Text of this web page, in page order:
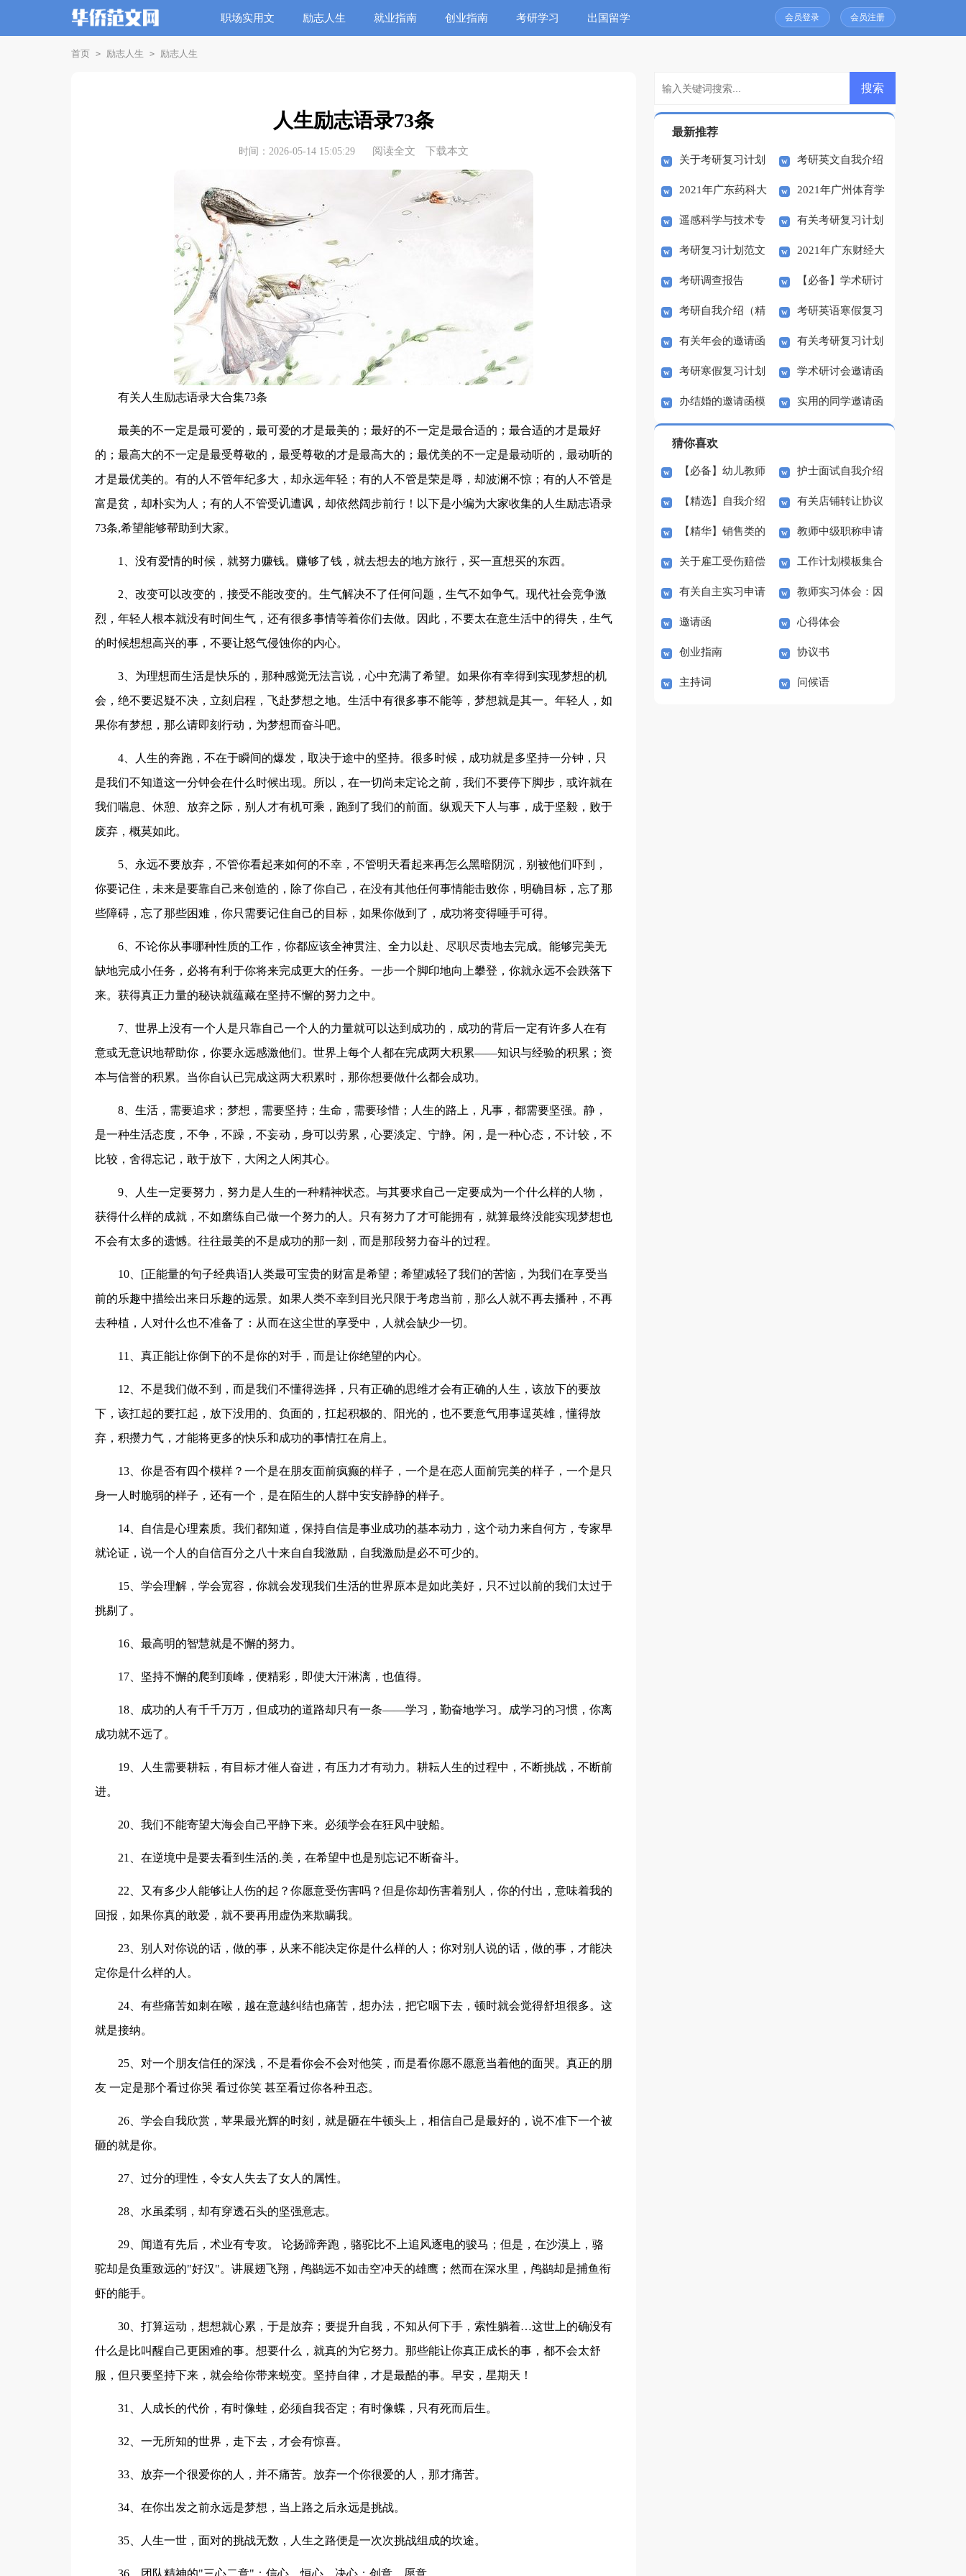
职场实用文 励志人生 就业指南 创业指南 考研学习 出国留学 会员登录 会员注册
首页 > 励志人生 > 励志人生
人生励志语录73条
时间：2026-05-14 15:05:29 阅读全文 下载本文
有关人生励志语录大合集73条
最美的不一定是最可爱的，最可爱的才是最美的；最好的不一定是最合适的；最合适的才是最好
的；最高大的不一定是最受尊敬的，最受尊敬的才是最高大的；最优美的不一定是最动听的，最动听的
才是最优美的。有的人不管年纪多大，却永远年轻；有的人不管是荣是辱，却波澜不惊；有的人不管是
富是贫，却朴实为人；有的人不管受讥遭讽，却依然阔步前行！以下是小编为大家收集的人生励志语录
73条,希望能够帮助到大家。
1、没有爱情的时候，就努力赚钱。赚够了钱，就去想去的地方旅行，买一直想买的东西。
2、改变可以改变的，接受不能改变的。生气解决不了任何问题，生气不如争气。现代社会竞争激
烈，年轻人根本就没有时间生气，还有很多事情等着你们去做。因此，不要太在意生活中的得失，生气
的时候想想高兴的事，不要让怒气侵蚀你的内心。
3、为理想而生活是快乐的，那种感觉无法言说，心中充满了希望。如果你有幸得到实现梦想的机
会，绝不要迟疑不决，立刻启程，飞赴梦想之地。生活中有很多事不能等，梦想就是其一。年轻人，如
果你有梦想，那么请即刻行动，为梦想而奋斗吧。
4、人生的奔跑，不在于瞬间的爆发，取决于途中的坚持。很多时候，成功就是多坚持一分钟，只
是我们不知道这一分钟会在什么时候出现。所以，在一切尚未定论之前，我们不要停下脚步，或许就在
我们喘息、休憩、放弃之际，别人才有机可乘，跑到了我们的前面。纵观天下人与事，成于坚毅，败于
废弃，概莫如此。
5、永远不要放弃，不管你看起来如何的不幸，不管明天看起来再怎么黑暗阴沉，别被他们吓到，
你要记住，未来是要靠自己来创造的，除了你自己，在没有其他任何事情能击败你，明确目标，忘了那
些障碍，忘了那些困难，你只需要记住自己的目标，如果你做到了，成功将变得唾手可得。
6、不论你从事哪种性质的工作，你都应该全神贯注、全力以赴、尽职尽责地去完成。能够完美无
缺地完成小任务，必将有利于你将来完成更大的任务。一步一个脚印地向上攀登，你就永远不会跌落下
来。获得真正力量的秘诀就蕴藏在坚持不懈的努力之中。
7、世界上没有一个人是只靠自己一个人的力量就可以达到成功的，成功的背后一定有许多人在有
意或无意识地帮助你，你要永远感激他们。世界上每个人都在完成两大积累——知识与经验的积累；资
本与信誉的积累。当你自认已完成这两大积累时，那你想要做什么都会成功。
8、生活，需要追求；梦想，需要坚持；生命，需要珍惜；人生的路上，凡事，都需要坚强。静，
是一种生活态度，不争，不躁，不妄动，身可以劳累，心要淡定、宁静。闲，是一种心态，不计较，不
比较，舍得忘记，敢于放下，大闲之人闲其心。
9、人生一定要努力，努力是人生的一种精神状态。与其要求自己一定要成为一个什么样的人物，
获得什么样的成就，不如磨练自己做一个努力的人。只有努力了才可能拥有，就算最终没能实现梦想也
不会有太多的遗憾。往往最美的不是成功的那一刻，而是那段努力奋斗的过程。
10、[正能量的句子经典语]人类最可宝贵的财富是希望；希望减轻了我们的苦恼，为我们在享受当
前的乐趣中描绘出来日乐趣的远景。如果人类不幸到目光只限于考虑当前，那么人就不再去播种，不再
去种植，人对什么也不准备了：从而在这尘世的享受中，人就会缺少一切。
11、真正能让你倒下的不是你的对手，而是让你绝望的内心。
12、不是我们做不到，而是我们不懂得选择，只有正确的思维才会有正确的人生，该放下的要放
下，该扛起的要扛起，放下没用的、负面的，扛起积极的、阳光的，也不要意气用事逞英雄，懂得放
弃，积攒力气，才能将更多的快乐和成功的事情扛在肩上。
13、你是否有四个模样？一个是在朋友面前疯癫的样子，一个是在恋人面前完美的样子，一个是只
身一人时脆弱的样子，还有一个，是在陌生的人群中安安静静的样子。
14、自信是心理素质。我们都知道，保持自信是事业成功的基本动力，这个动力来自何方，专家早
就论证，说一个人的自信百分之八十来自自我激励，自我激励是必不可少的。
15、学会理解，学会宽容，你就会发现我们生活的世界原本是如此美好，只不过以前的我们太过于
挑剔了。
16、最高明的智慧就是不懈的努力。
17、坚持不懈的爬到顶峰，便精彩，即使大汗淋漓，也值得。
18、成功的人有千千万万，但成功的道路却只有一条——学习，勤奋地学习。成学习的习惯，你离
成功就不远了。
19、人生需要耕耘，有目标才催人奋进，有压力才有动力。耕耘人生的过程中，不断挑战，不断前
进。
20、我们不能寄望大海会自己平静下来。必须学会在狂风中驶船。
21、在逆境中是要去看到生活的.美，在希望中也是别忘记不断奋斗。
22、又有多少人能够让人伤的起？你愿意受伤害吗？但是你却伤害着别人，你的付出，意味着我的
回报，如果你真的敢爱，就不要再用虚伪来欺瞒我。
23、别人对你说的话，做的事，从来不能决定你是什么样的人；你对别人说的话，做的事，才能决
定你是什么样的人。
24、有些痛苦如刺在喉，越在意越纠结也痛苦，想办法，把它咽下去，顿时就会觉得舒坦很多。这
就是接纳。
25、对一个朋友信任的深浅，不是看你会不会对他笑，而是看你愿不愿意当着他的面哭。真正的朋
友 一定是那个看过你哭 看过你笑 甚至看过你各种丑态。
26、学会自我欣赏，苹果最光辉的时刻，就是砸在牛顿头上，相信自己是最好的，说不准下一个被
砸的就是你。
27、过分的理性，令女人失去了女人的属性。
28、水虽柔弱，却有穿透石头的坚强意志。
29、闻道有先后，术业有专攻。 论扬蹄奔跑，骆驼比不上追风逐电的骏马；但是，在沙漠上，骆
驼却是负重致远的"好汉"。讲展翅飞翔，鸬鹚远不如击空冲天的雄鹰；然而在深水里，鸬鹚却是捕鱼衔
虾的能手。
30、打算运动，想想就心累，于是放弃；要提升自我，不知从何下手，索性躺着…这世上的确没有
什么是比叫醒自己更困难的事。想要什么，就真的为它努力。那些能让你真正成长的事，都不会太舒
服，但只要坚持下来，就会给你带来蜕变。坚持自律，才是最酷的事。早安，星期天！
31、人成长的代价，有时像蛙，必须自我否定；有时像蝶，只有死而后生。
32、一无所知的世界，走下去，才会有惊喜。
33、放弃一个很爱你的人，并不痛苦。放弃一个你很爱的人，那才痛苦。
34、在你出发之前永远是梦想，当上路之后永远是挑战。
35、人生一世，面对的挑战无数，人生之路便是一次次挑战组成的坎途。
36、团队精神的"三心二意"：信心、恒心、决心；创意、愿意。
最新推荐
关于考研复习计划
模板六篇
考研英文自我介绍
范文集合7篇
2021年广东药科大
学考研考点网上确认指
南
2021年广州体育学
院考研报考点网上确认
指南
遥感科学与技术专
业主要考研方向是什么
有关考研复习计划
汇编7篇
考研复习计划范文
汇编8篇
2021年广东财经大
学考研报考点网上确认
指南
考研调查报告 【必备】学术研讨
会邀请函三篇
考研自我介绍（精
选15篇）
考研英语寒假复习
计划3篇
有关年会的邀请函
模板合集九篇
有关考研复习计划
范文锦集8篇
考研寒假复习计划
(9篇)
学术研讨会邀请函
锦集八篇
办结婚的邀请函模 实用的同学邀请函
猜你喜欢
【必备】幼儿教师
培训总结集合5篇
护士面试自我介绍
(汇编15篇)
【精选】自我介绍
的作文300字集锦八篇
有关店铺转让协议
书3篇
【精华】销售类的
实习报告锦集六篇
教师中级职称申请
书
关于雇工受伤赔偿
协议书范本（精选3
篇）
工作计划模板集合
七篇
有关自主实习申请
书3篇
教师实习体会：因
材施教
邀请函 心得体会
创业指南 协议书
主持词 问候语